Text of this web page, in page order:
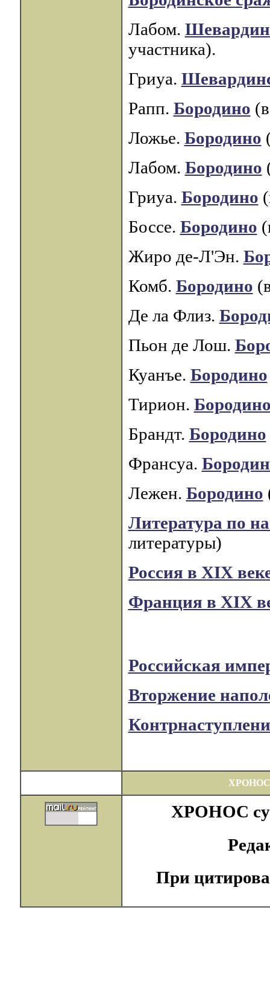
Лабом.
участника).
Гриуа.
Рапп. Бородино
Ложье. Бородино
Лабом. Бородино
Гриуа. Бородино
Боссе. Бородино
Жиро де-Л'Эн.
Комб. Бородино
Де ла Флиз.
Пьон де Лош.
Куанъе. Бородино
Тирион.
Брандт. Бородино
Франсуа.
Лежен. Бородино
Литература по
литературы)
Россия в XIX
Франция в XIX
Российская
Вторжение
ХРОНОС
При